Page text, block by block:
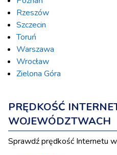
Rzeszów
Szczecin
Toruń
Warszawa
Wrocław
Zielona Góra
PRĘDKOŚĆ
WOJEWÓDZTWACH
Sprawdź prędkość Internetu